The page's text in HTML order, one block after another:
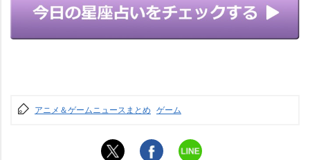
アニメ＆ゲームニュースまとめ ゲーム